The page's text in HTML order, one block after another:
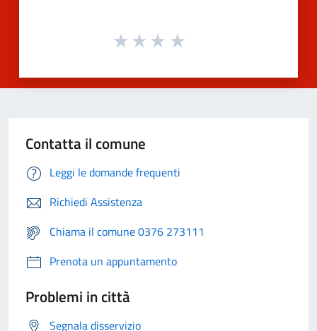
Contatta il comune
Leggi le domande frequenti
Richiedi Assistenza
Chiama il comune 0376 273111
Prenota un appuntamento
Problemi in città
Segnala disservizio